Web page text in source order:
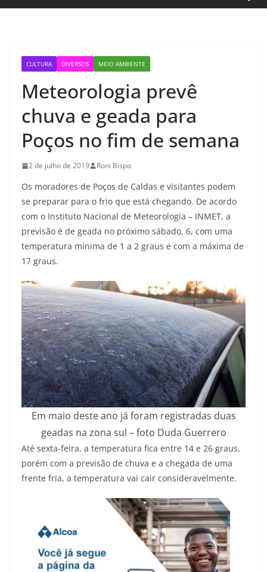
CULTURA DIVERSOS MEIO AMBIENTE
Meteorologia prevê
chuva e geada para
Poços no fim de semana
2 de julho de 2019 Roni Bispo
Os moradores de Poços de Caldas e visitantes podem
se preparar para o frio que está chegando. De acordo
com o Instituto Nacional de Meteorologia – INMET, a
previsão é de geada no próximo sábado, 6, com uma
temperatura mínima de 1 a 2 graus e com a máxima de
17 graus.
Em maio deste ano já foram registradas duas
geadas na zona sul – foto Duda Guerrero
Até sexta-feira, a temperatura fica entre 14 e 26 graus,
porém com a previsão de chuva e a chegada de uma
frente fria, a temperatura vai cair consideravelmente.